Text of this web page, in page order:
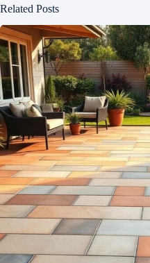
Related Posts